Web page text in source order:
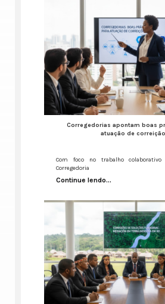
Corregedorias apontam boas
atuação de correição
Com foco no trabalho
Corregedoria
Continue lendo...